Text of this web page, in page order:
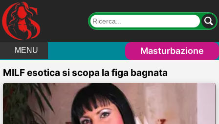
MENU Masturbazione
MILF esotica si scopa la figa bagnata